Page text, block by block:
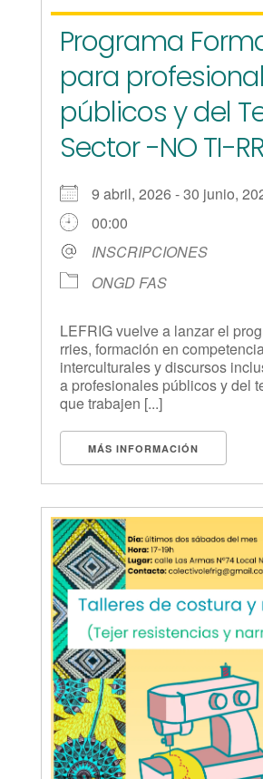
Programa
para
públicos y del
Sector -NO TI-
9 abril, 2026 - 30 junio,
00:00
INSCRIPCIONES
ONGD FAS
LEFRIG vuelve a lanzar el
rries, formación en
interculturales y discursos
a profesionales públicos y del
que trabajen [...]
MÁS INFORMACIÓN